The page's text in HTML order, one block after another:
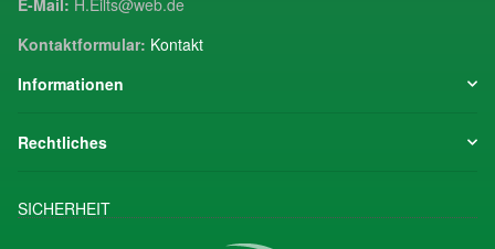
Kontaktformular: Kontakt
Informationen
Rechtliches
SICHERHEIT